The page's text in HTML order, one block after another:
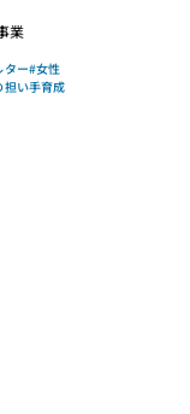
業
ター#女性
い手育成